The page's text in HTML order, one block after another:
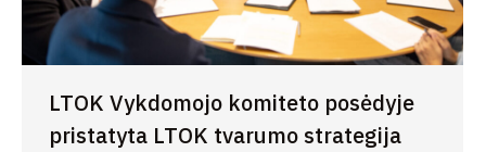
LTOK Vykdomojo komiteto posėdyje
pristatyta LTOK tvarumo strategija